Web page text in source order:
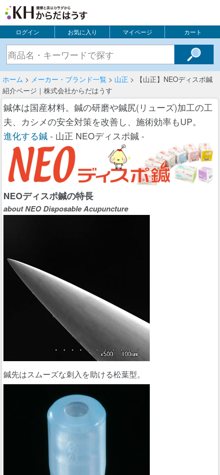
ログイン お気に入り マイページ カート
ホーム > メーカー・ブランド一覧 > 山正 > 【山正】NEOディスポ鍼
紹介ページ｜株式会社からだはうす
鍼体は国産材料。鍼の研磨や鍼尻(リューズ)加工の工
夫、カシメの安全対策を改善し、施術効率もUP。
進化する鍼 - 山正 NEOディスポ鍼 -
NEOディスポ鍼の特長
about NEO Disposable Acupuncture
鍼先はスムーズな刺入を助ける松葉型。